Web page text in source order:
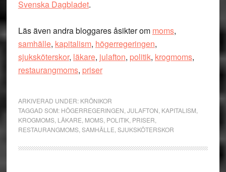
Svenska Dagbladet.
Läs även andra bloggares åsikter om moms,
samhälle, kapitalism, högerregeringen,
sjuksköterskor, läkare, julafton, politik, krogmoms,
restaurangmoms, priser
ARKIVERAD UNDER: KRÖNIKOR
TAGGAD SOM: HÖGERREGERINGEN JULAFTON KAPITALISM
KROGMOMS, LÄKARE MOMS, POLITIK, PRISER
RESTAURANGMOMS, SAMHÄLLE SJUKSKÖTERSKOR